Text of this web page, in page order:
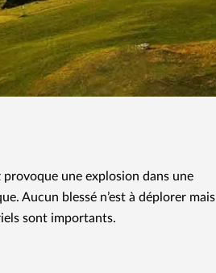
provoque une explosion dans une
Aucun blessé n’est à déplorer mais
sont importants.